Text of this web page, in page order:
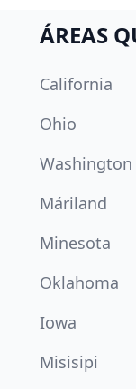
ÁREAS
California
Ohio
Washington
Máriland
Minesota
Oklahoma
Iowa
Misisipi